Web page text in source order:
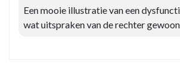
Een mooie illustratie van een
wat uitspraken van de rechter gewoon